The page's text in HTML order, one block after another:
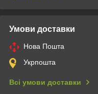
Умови доставки
Нова Пошта
Укрпошта
Всі умови доставки